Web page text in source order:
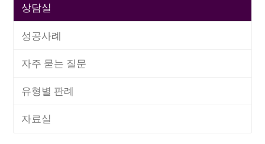
상담실
성공사례
자주 묻는 질문
유형별 판례
자료실